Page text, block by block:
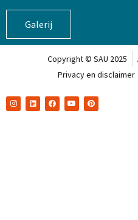
Galerij
Copyright © SAU 2025
Privacy en disclaimer